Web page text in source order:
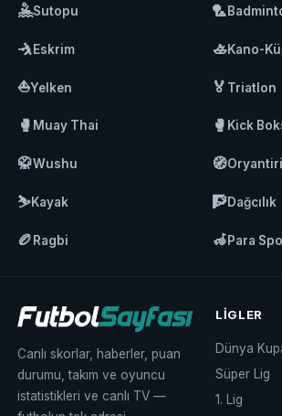
🤽Sutopu 🏸
🤺Eskrim 🚣Kano-
⛵Yelken 🏅 Triatlon
🥊 Muay Thai 🥊 Kick
🥋Wushu 🧭
⛷️Kayak 🧗Dağcılık
🏉 Ragbi 🦽Para
Canlı skorlar, haberler, puan
durumu, takım ve oyuncu
istatistikleri ve canlı TV —
LIGLER
Dünya
Süper Lig
1. Lig